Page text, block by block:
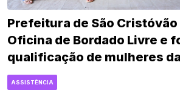
Prefeitura de São
Oficina de Bordado Livre e
qualificação de mulheres
ASSISTÊNCIA